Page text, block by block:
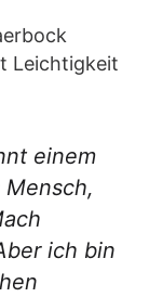
Leichtigkeit
einem
Mensch,
ich bin